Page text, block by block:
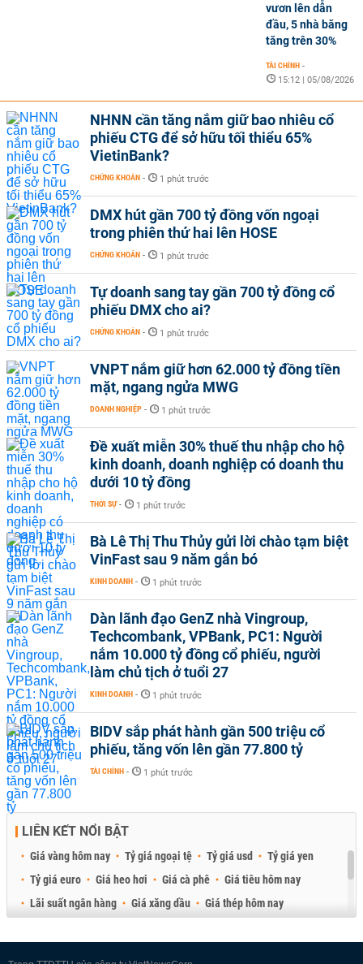
vươn lên dẫn
đầu, 5 nhà băng
tăng trên 30%
TÀI CHÍNH -
15:12 | 05/08/2026
NHNN cần tăng nắm giữ bao nhiêu cổ
phiếu CTG để sở hữu tối thiểu 65%
VietinBank?
CHỨNG KHOÁN - 1 phút trước
DMX hút gần 700 tỷ đồng vốn ngoại
trong phiên thứ hai lên HOSE
CHỨNG KHOÁN - 1 phút trước
Tự doanh sang tay gần 700 tỷ đồng cổ
phiếu DMX cho ai?
CHỨNG KHOÁN - 1 phút trước
VNPT nắm giữ hơn 62.000 tỷ đồng tiền
mặt, ngang ngửa MWG
DOANH NGHIỆP - 1 phút trước
Đề xuất miễn 30% thuế thu nhập cho hộ
kinh doanh, doanh nghiệp có doanh thu
dưới 10 tỷ đồng
THỜI SỰ - 1 phút trước
Bà Lê Thị Thu Thủy gửi lời chào tạm biệt
VinFast sau 9 năm gắn bó
KINH DOANH - 1 phút trước
Dàn lãnh đạo GenZ nhà Vingroup,
Techcombank, VPBank, PC1: Người
nắm 10.000 tỷ đồng cổ phiếu, người
làm chủ tịch ở tuổi 27
KINH DOANH - 1 phút trước
BIDV sắp phát hành gần 500 triệu cổ
phiếu, tăng vốn lên gần 77.800 tỷ
TÀI CHÍNH - 1 phút trước
LIÊN KẾT NỔI BẬT
Giá vàng hôm nay Tỷ giá ngoại tệ Tỷ giá usd
Tỷ giá yen
Tỷ giá euro
Giá heo hơi Giá cà phê
Giá tiêu hôm nay
Lãi suất ngân hàng
Giá xăng dầu
Giá thép hôm nay